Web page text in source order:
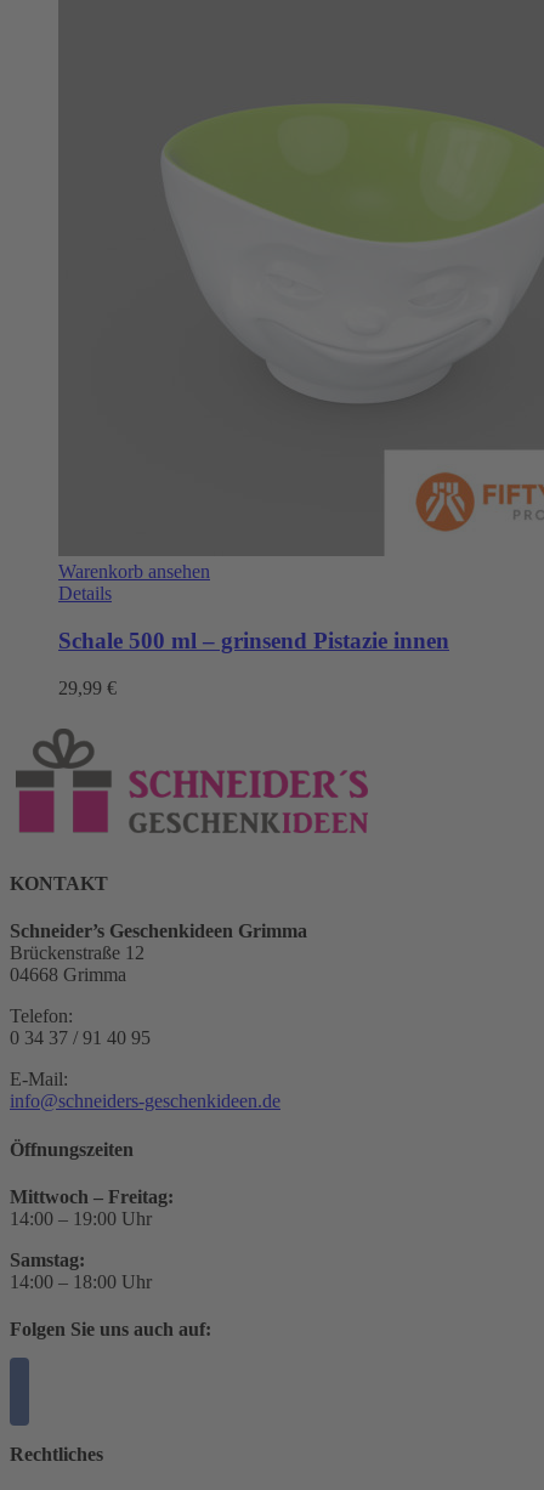
Warenkorb ansehen
Details
Schale 500 ml – grinsend Pistazie innen
29,99 €
KONTAKT
Schneider’s Geschenkideen Grimma
Brückenstraße 12
04668 Grimma
Telefon:
0 34 37 / 91 40 95
E-Mail:
info@schneiders-geschenkideen.de
Öffnungszeiten
Mittwoch – Freitag:
14:00 – 19:00 Uhr
Samstag:
14:00 – 18:00 Uhr
Folgen Sie uns auch auf:
Rechtliches